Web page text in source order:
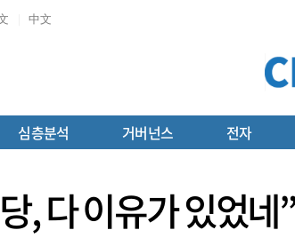
中文
심층분석 거버넌스 전자
, 다 이유가 있었